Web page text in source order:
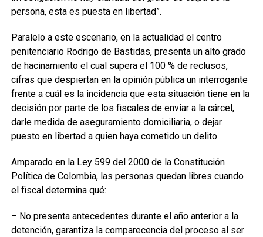
persona, esta es puesta en libertad”.
Paralelo a este escenario, en la actualidad el centro
penitenciario Rodrigo de Bastidas, presenta un alto grado
de hacinamiento el cual supera el 100 % de reclusos,
cifras que despiertan en la opinión pública un interrogante
frente a cuál es la incidencia que esta situación tiene en la
decisión por parte de los fiscales de enviar a la cárcel,
darle medida de aseguramiento domiciliaria, o dejar
puesto en libertad a quien haya cometido un delito.
Amparado en la Ley 599 del 2000 de la Constitución
Política de Colombia, las personas quedan libres cuando
el fiscal determina qué:
– No presenta antecedentes durante el año anterior a la
detención, garantiza la comparecencia del proceso al ser